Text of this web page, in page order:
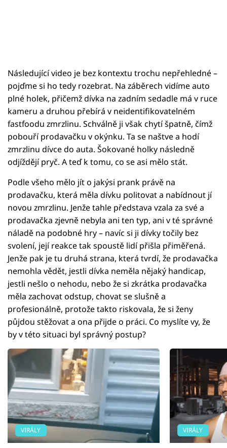
Následující video je bez kontextu trochu nepřehledné –
pojďme si ho tedy rozebrat. Na záběrech vidíme auto
plné holek, přičemž dívka na zadním sedadle má v ruce
kameru a druhou přebírá v neidentifikovatelném
fastfoodu zmrzlinu. Schválně ji však chytí špatně, čímž
pobouří prodavačku v okýnku. Ta se naštve a hodí
zmrzlinu dívce do auta. Šokované holky následně
odjíždějí pryč. A teď k tomu, co se asi mělo stát.
Podle všeho mělo jít o jakýsi prank právě na
prodavačku, která měla dívku politovat a nabídnout jí
novou zmrzlinu. Jenže tahle představa vzala za své a
prodavačka zjevně nebyla ani ten typ, ani v té správné
náladě na podobné hry – navíc si ji dívky točily bez
svolení, její reakce tak spoustě lidí přišla přiměřená.
Jenže pak je tu druhá strana, která tvrdí, že prodavačka
nemohla vědět, jestli dívka neměla nějaký handicap,
jestli nešlo o nehodu, nebo že si zkrátka prodavačka
měla zachovat odstup, chovat se slušně a
profesionálně, protože takto riskovala, že si ženy
půjdou stěžovat a ona přijde o práci. Co myslíte vy, že
by v této situaci byl správný postup?
VIRÁLY VIRÁLY